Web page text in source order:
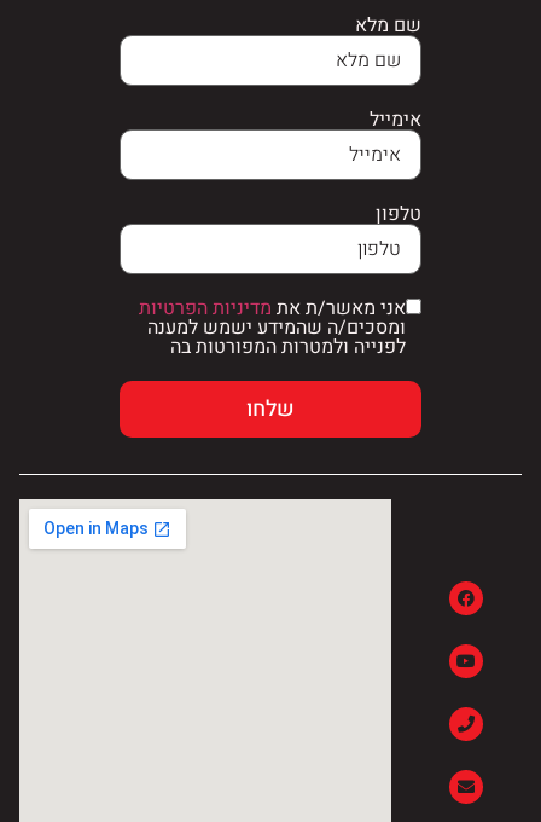
שם מלא
אימייל
טלפון
אני מאשר/ת את מדיניות הפרטיות
ומסכים/ה שהמידע ישמש למענה
לפנייה ולמטרות המפורטות בה